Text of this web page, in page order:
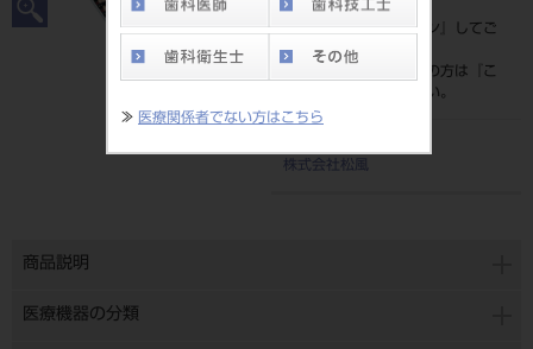
≫ 医療関係者でない方はこちら
標準価格
ログイン
』してご
覧ください。
ネット会員登録がまだの方は『
こ
』より登録ください。
株式会社松風
商品説明
医療機器の分類